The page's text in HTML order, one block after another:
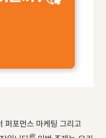
퍼포먼스 마케팅 그리고